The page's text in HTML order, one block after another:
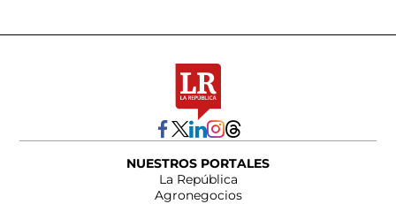
NUESTROS PORTALES
La República
Agronegocios